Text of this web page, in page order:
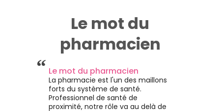
Le mot du
pharmacien
“ Le mot du pharmacien
La pharmacie est l'un des maillons
forts du système de santé.
Professionnel de santé de
proximité, notre rôle va au delà de